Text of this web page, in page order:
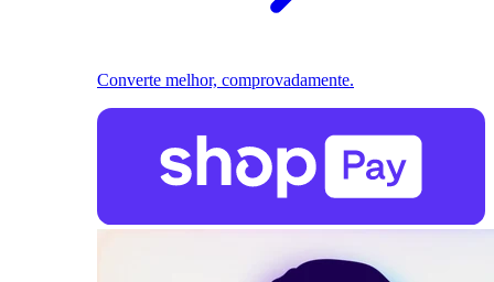
Converte melhor, comprovadamente.